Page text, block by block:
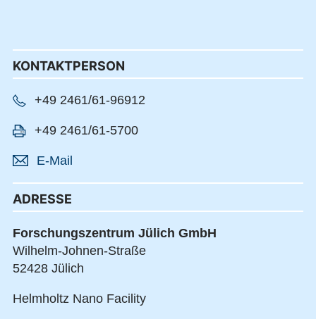
KONTAKTPERSON
+49 2461/61-96912
+49 2461/61-5700
E-Mail
ADRESSE
Forschungszentrum Jülich GmbH
Wilhelm-Johnen-Straße
52428 Jülich
Helmholtz Nano Facility